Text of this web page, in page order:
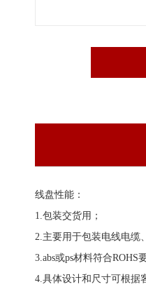
线盘性能：
1.包装交货用；
2.主要用于包装电线电缆
3.abs或ps材料符合ROHS
4.具体设计和尺寸可根据